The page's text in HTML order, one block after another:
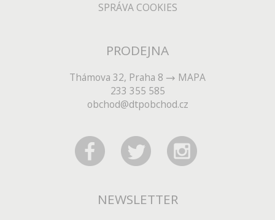
SPRÁVA COOKIES
PRODEJNA
Thámova 32, Praha 8
MAPA
233 355 585
obchod@dtpobchod.cz
NEWSLETTER